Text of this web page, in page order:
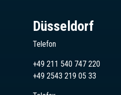
Düsseldorf
Telefon
+49 211 540 747 220
+49 2543 219 05 33